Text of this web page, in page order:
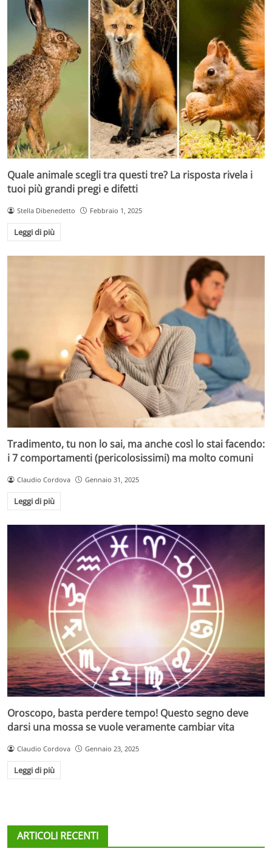
Quale animale scegli tra questi tre? La risposta rivela i
tuoi più grandi pregi e difetti
Stella Dibenedetto Febbraio 1, 2025
Leggi di più
Tradimento, tu non lo sai, ma anche così lo stai facendo:
i 7 comportamenti (pericolosissimi) ma molto comuni
Claudio Cordova Gennaio 31, 2025
Leggi di più
Oroscopo, basta perdere tempo! Questo segno deve
darsi una mossa se vuole veramente cambiar vita
Claudio Cordova Gennaio 23, 2025
Leggi di più
ARTICOLI RECENTI